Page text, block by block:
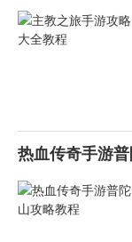
热血传奇手游